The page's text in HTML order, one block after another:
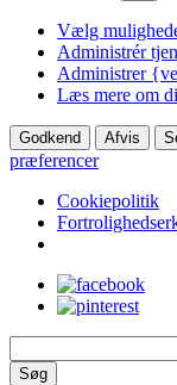
Vælg
Administrér
Administrer
Læs mere om
Godkend Afvis
præferencer
Cookiepolitik
Søg